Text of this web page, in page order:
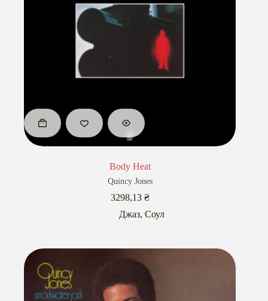
Body Heat
Quincy Jones
3298,13 ₴
Джаз,Соул